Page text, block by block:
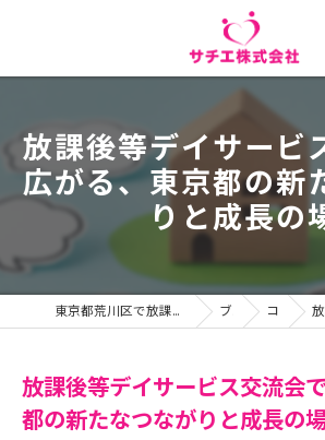
放課後等デイサービ
広がる、東京都の新
りと成長の
東京都荒川区で放課後等デイサービスの求人ならサチエ株式会社 ブログ コラム 放課
放課後等デイサービス交流会
都の新たなつながりと成長の